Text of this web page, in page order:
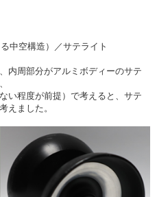
中空構造）／サテライト
内周部分がアルミボディーのサテ
い程度が前提）で考えると、サテ
えました。